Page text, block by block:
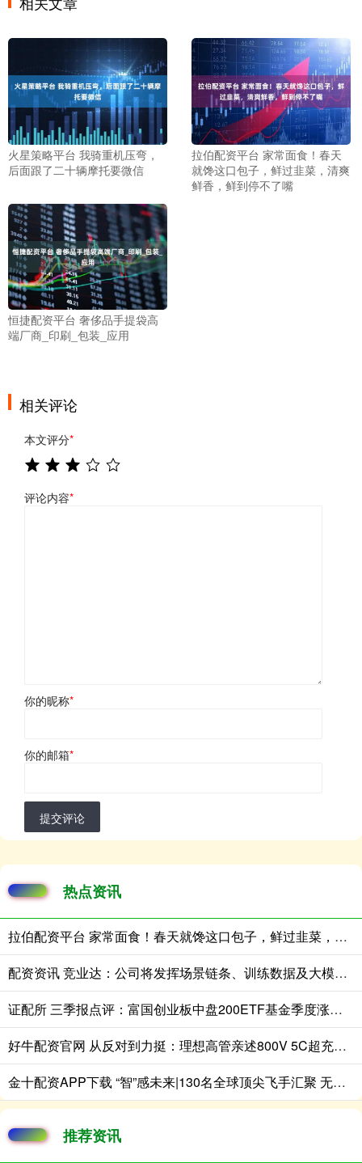
火星策略平台 我骑重机压弯，
后面跟了二十辆摩托要微信
拉伯配资平台 家常面食！春天
就馋这口包子，鲜过韭菜，清爽
鲜香，鲜到停不了嘴
恒捷配资平台 奢侈品手提袋高
端厂商_印刷_包装_应用
相关评论
本文评分*
评论内容*
你的昵称*
你的邮箱*
提交评论
热点资讯
拉伯配资平台 家常面食！春天就馋这口包子，鲜过韭菜，清爽鲜香，鲜到停不了嘴
配资资讯 竞业达：公司将发挥场景链条、训练数据及大模型技术优势，把握市场机遇
证配所 三季报点评：富国创业板中盘200ETF基金季度涨幅15.24%
好牛配资官网 从反对到力挺：理想高管亲述800V 5C超充如何成大电池增程车幸福标配
金十配资APP下载 “智”感未来|130名全球顶尖飞手汇聚 无人机竞速赛飞出科技加速度
推荐资讯